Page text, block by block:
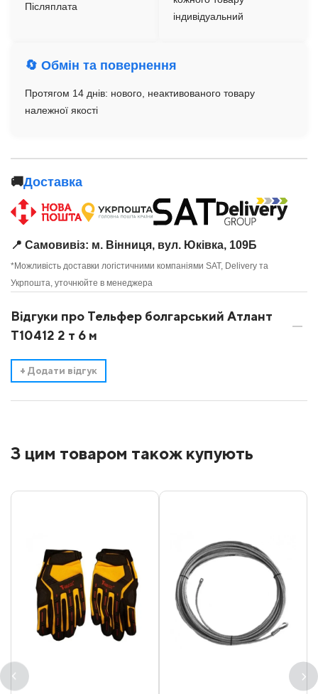
Післяплата
індивідуальний
🔄 Обмін та повернення
Протягом 14 днів: нового, неактивованого товару
належної якості
🚚Доставка
📍 Самовивіз: м. Вінниця, вул. Юківка, 109Б
*Можливість доставки логістичними компаніями SAT, Delivery та
Укрпошта, уточнюйте в менеджера
Відгуки про Тельфер болгарський Атлант
Т10412 2 т 6 м
+ Додати відгук
З цим товаром також купують